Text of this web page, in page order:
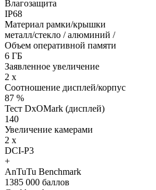
Влагозащита
IP68
Материал рамки/крышки
металл/стекло / алюминий /
Объем оперативной памяти
6 ГБ
Заявленное увеличение
2 x
Соотношение дисплей/корпус
87 %
Тест DxOMark (дисплей)
140
Увеличение камерами
2 x
DCI-P3
+
AnTuTu Benchmark
1385 000 баллов